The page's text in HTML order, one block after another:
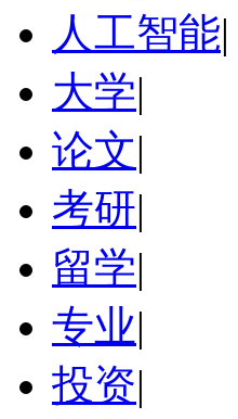
人工智能|
大学|
论文|
考研|
留学|
专业|
投资|